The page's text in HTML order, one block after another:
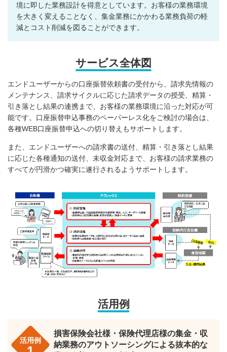
境に即した業務設計を得意としています。お客様の業務環境
を大きく変えることなく、集金業務にかかわる業務負荷の軽
減とコスト削減を図ることができます。
サービス全体図
エンドユーザーからの口座振替依頼書の受付から、請求先情報の
メンテナンス、請求サイクルに応じた請求データの授受、精算・
引き落とし結果の連携まで、お客様の業務環境に沿った対応が可
能です。口座振替申込事務のペーパーレス化をご検討の場合は、
各種WEB口座振替申込への切り替えもサポートします。
また、エンドユーザーへの請求書の送付、精算・引き落とし結果
に応じた各種通知の送付、未収金対応まで、お客様の請求業務の
すべてが円滑かつ確実に遂行されるようサポートします。
活用例
活用例
損害保険会社様・保険代理店様の集金・収
納業務のアウトソーシングによる抜本的な